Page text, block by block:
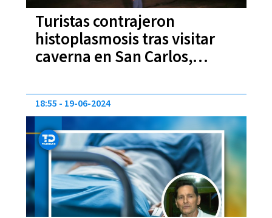
Turistas contrajeron
histoplasmosis tras visitar
caverna en San Carlos,
18:55 19-06-2024